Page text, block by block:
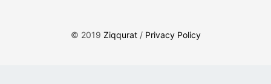
© 2019 Ziqqurat/ Privacy Policy